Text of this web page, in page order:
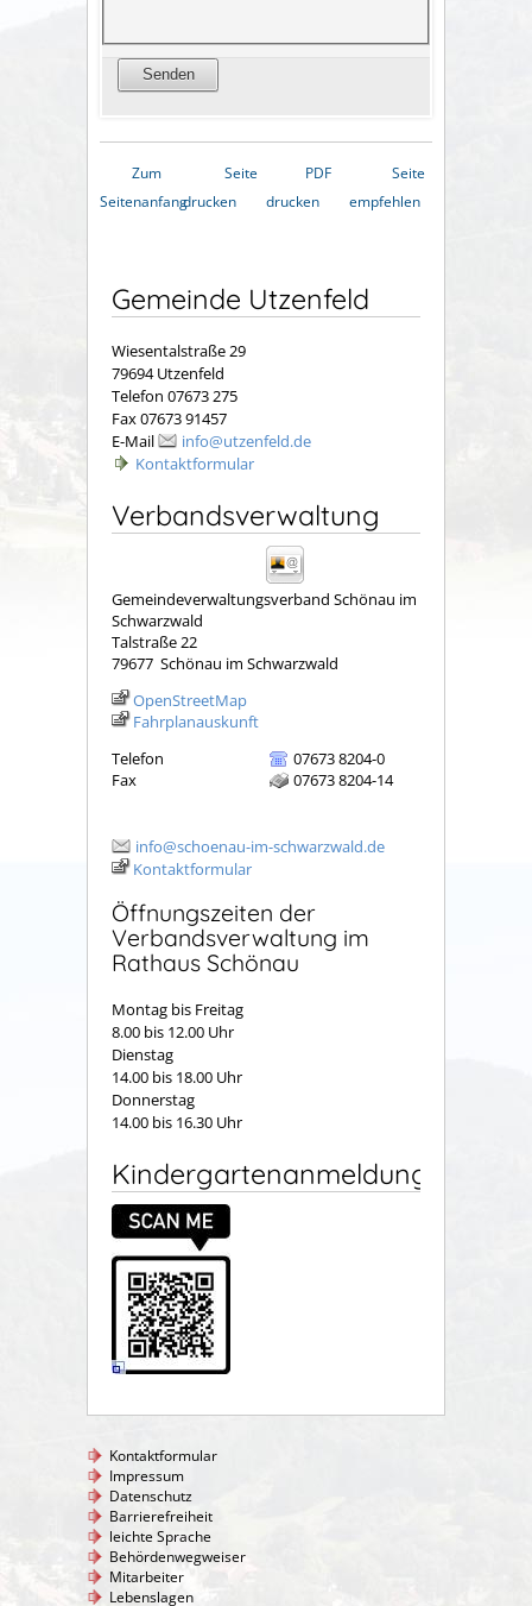
Zum
Seitenanfang
Seite
drucken
PDF
drucken
Seite
empfehlen
Gemeinde Utzenfeld
Wiesentalstraße 29
79694 Utzenfeld
Telefon 07673 275
Fax 07673 91457
E-Mail
info@utzenfeld.de
Kontaktformular
Verbandsverwaltung
Gemeindeverwaltungsverband Schönau im
Schwarzwald
Talstraße 22
79677 Schönau im Schwarzwald
OpenStreetMap
Fahrplanauskunft
Telefon
07673 8204-0
Fax
07673 8204-14
info@schoenau-im-schwarzwald.de
Kontaktformular
Öffnungszeiten der
Verbandsverwaltung im
Rathaus Schönau
Montag bis Freitag
8.00 bis 12.00 Uhr
Dienstag
14.00 bis 18.00 Uhr
Donnerstag
14.00 bis 16.30 Uhr
Kindergartenanmeldung
Kontaktformular
Impressum
Datenschutz
Barrierefreiheit
leichte Sprache
Behördenwegweiser
Mitarbeiter
Lebenslagen